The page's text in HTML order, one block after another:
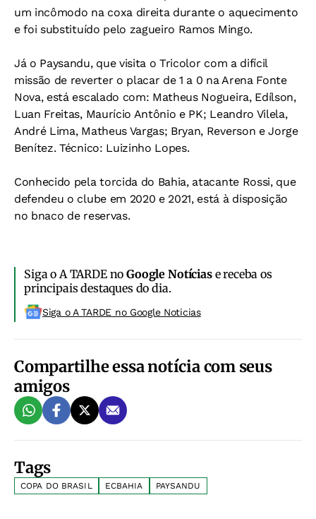
um incômodo na coxa direita durante o aquecimento
e foi substituído pelo zagueiro Ramos Mingo.
Já o Paysandu, que visita o Tricolor com a difícil
missão de reverter o placar de 1 a 0 na Arena Fonte
Nova, está escalado com: Matheus Nogueira, Edílson,
Luan Freitas, Maurício Antônio e PK; Leandro Vilela,
André Lima, Matheus Vargas; Bryan, Reverson e Jorge
Benítez. Técnico: Luizinho Lopes.
Conhecido pela torcida do Bahia, atacante Rossi, que
defendeu o clube em 2020 e 2021, está à disposição
no bnaco de reservas.
Siga o A TARDE noGoogle Notíciase receba os
principais destaques do dia.
Siga o A TARDE no Google Noticias
Compartilhe essa notícia com seus
amigos
Tags
COPA DO BRASIL ECBAHIA PAYSANDU